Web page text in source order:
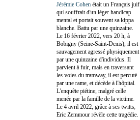
Jérémie Cohen était un Français juif
qui souffrait d'un léger handicap
mental et portait souvent sa kippa
blanche. Battu par une quinzaine.
Le 16 février 2022, vers 20 h, à
Bobigny (Seine-Saint-Denis), il est
sauvagement agressé physiquement
par une quinzaine d'individus. Il
parvient à fuir, mais en traversant
les voies du tramway, il est percuté
par une rame, et décède à l'hôpital.
L'enquête piétine, malgré celle
menée par la famille de la victime.
Le 4 avril 2022, grâce à ses twitts,
Eric Zemmour révèle cette tragédie.